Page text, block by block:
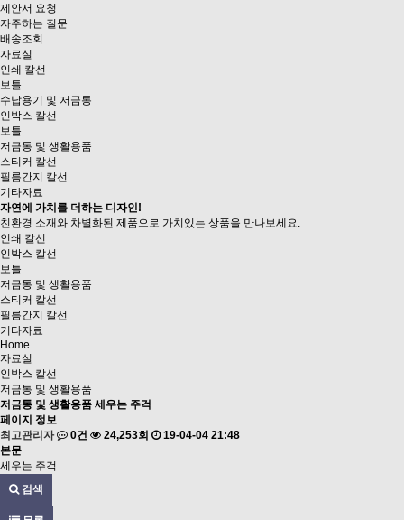
제안서 요청
자주하는 질문
배송조회
자료실
인쇄 칼선
보틀
수납용기 및 저금통
인박스 칼선
보틀
저금통 및 생활용품
스티커 칼선
필름간지 칼선
기타자료
자연에 가치를 더하는 디자인!
친환경 소재와 차별화된 제품으로 가치있는 상품을 만나보세요.
인쇄 칼선
인박스 칼선
보틀
저금통 및 생활용품
스티커 칼선
필름간지 칼선
기타자료
Home
자료실
인박스 칼선
저금통 및 생활용품
저금통 및 생활용품 세우는 주걱
페이지 정보
최고관리자
0건 24,253회
19-04-04 21:48
본문
세우는 주걱
검색